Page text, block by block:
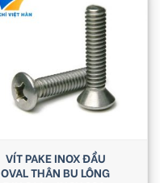
VÍT PAKE INOX ĐẦU
OVAL THÂN BU LÔNG